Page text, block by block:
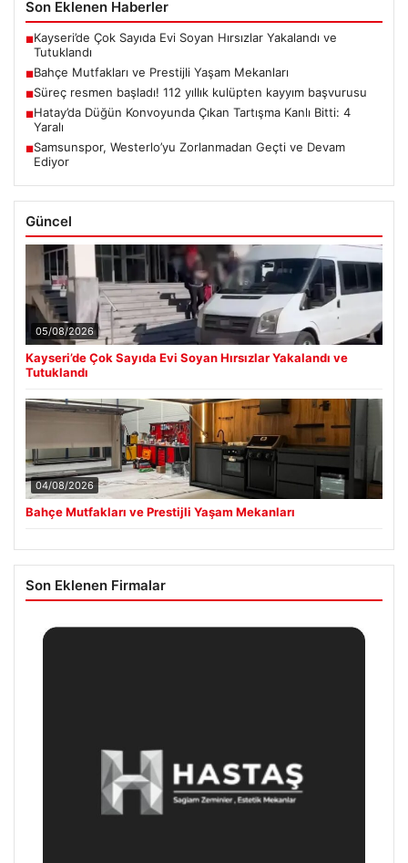
Son Eklenen Haberler
■Kayseri’de Çok Sayıda Evi Soyan Hırsızlar Yakalandı ve
Tutuklandı
■Bahçe Mutfakları ve Prestijli Yaşam Mekanları
■Süreç resmen başladı! 112 yıllık kulüpten kayyım başvurusu
■Hatay’da Düğün Konvoyunda Çıkan Tartışma Kanlı Bitti: 4
Yaralı
■Samsunspor, Westerlo’yu Zorlanmadan Geçti ve Devam
Ediyor
Güncel
05/08/2026
Kayseri’de Çok Sayıda Evi Soyan Hırsızlar Yakalandı ve
Tutuklandı
04/08/2026
Bahçe Mutfakları ve Prestijli Yaşam Mekanları
Son Eklenen Firmalar